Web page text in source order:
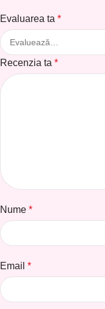
Evaluarea ta *
Recenzia ta *
Nume *
Email *